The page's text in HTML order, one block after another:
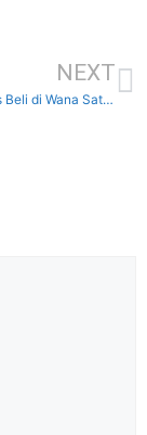
NEXT
Ini Alasan Harus Beli di Wana Satria Komputer? Toko Laptop Makassar yang Terpercaya